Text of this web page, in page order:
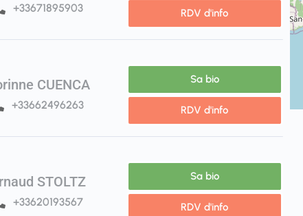
+33671895903 RDV d'info
CUENCA
+33662496263
Sa bio
RDV d'info
STOLTZ
+33620193567
Sa bio
RDV d'info